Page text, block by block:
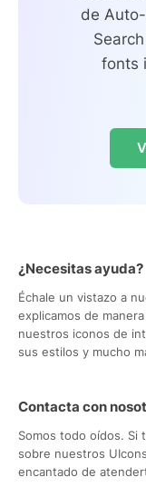
de
fonts
¿Necesitas ayuda?
Échale un vistazo a
explicamos de
nuestros iconos de
sus estilos y mucho
Contacta con
Somos todo oídos. Si
sobre nuestros
encantado de